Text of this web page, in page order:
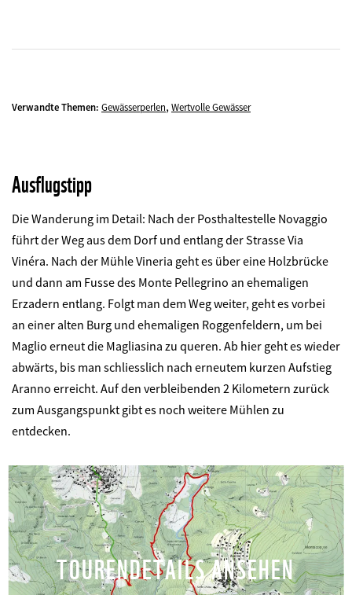
Verwandte Themen: Gewässerperlen, Wertvolle Gewässer
Ausflugstipp
Die Wanderung im Detail: Nach der Posthaltestelle Novaggio
führt der Weg aus dem Dorf und entlang der Strasse Via
Vinéra. Nach der Mühle Vineria geht es über eine Holzbrücke
und dann am Fusse des Monte Pellegrino an ehemaligen
Erzadern entlang. Folgt man dem Weg weiter, geht es vorbei
an einer alten Burg und ehemaligen Roggenfeldern, um bei
Maglio erneut die Magliasina zu queren. Ab hier geht es wieder
abwärts, bis man schliesslich nach erneutem kurzen Aufstieg
Aranno erreicht. Auf den verbleibenden 2 Kilometern zurück
zum Ausgangspunkt gibt es noch weitere Mühlen zu
entdecken.
TOURENDETAILS ANSEHEN